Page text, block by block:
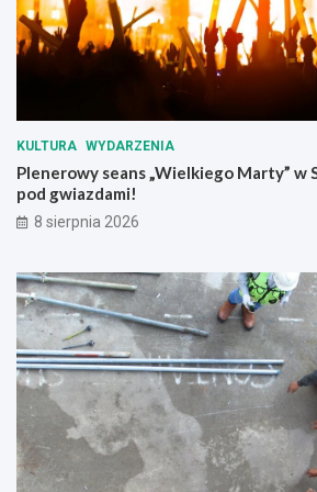
y
!
KULTURA WYDARZENIA
Plenerowy seans „Wielkiego Marty” w
pod gwiazdami!
8 sierpnia 2026